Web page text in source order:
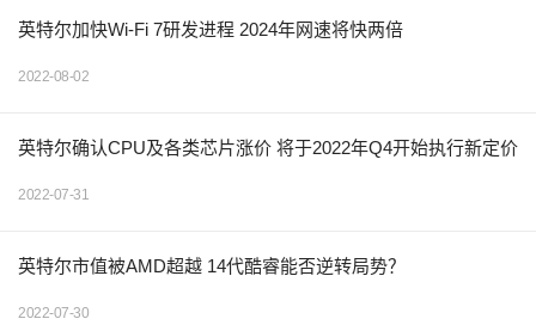
英特尔加快Wi-Fi 7研发进程 2024年网速将快两倍
2022-08-02
英特尔确认CPU及各类芯片涨价 将于2022年Q4开始执行新定价
2022-07-31
英特尔市值被AMD超越 14代酷睿能否逆转局势？
2022-07-30